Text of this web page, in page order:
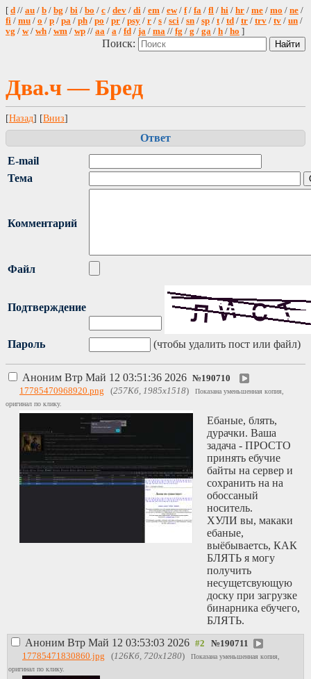
[ d // au / b / bg / bi / bo / c / dev / di / em / ew/ f/ fa / fl / hi / hr / me / mo / ne /
fi / mu / o / p / pa / ph / po / pr / psy / r / s / sci / sn / sp / t/ td / tr / trv / tv / un /
vg / w/ wh / wm / wp // aa / a / fd / ja / ma // fg / g / ga / h / ho ]
Поиск:
Два.ч — Бред
[Назад] [Вниз]
Ответ
E-mail
Тема
Комментарий
Файл
Подтверждение
Пароль (чтобы удалить пост или файл)
Аноним Втр Май 12 03:51:36 2026 №190710
17785470968920.png (257Кб, 1985x1518)
Показана уменьшенная копия,
оригинал по клику.
Ебаные, блять,
дурачки. Ваша
задача - ПРОСТО
принять ебучие
байты на сервер и
сохранить на на
обоссаный
носитель.
ХУЛИ вы, макаки
ебаные,
выёбываетсь, КАК
БЛЯТЬ я могу
получить
несущетсвующую
доску при загрузке
бинарника ебучего,
БЛЯТЬ.
Аноним Втр Май 12 03:53:03 2026 №190711
17785471830860.jpg (126Кб, 720x1280)
Показана уменьшенная копия,
оригинал по клику.